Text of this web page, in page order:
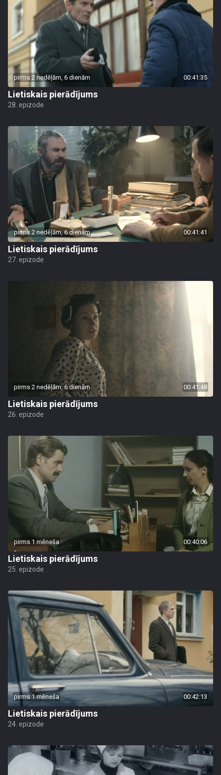
pirms 2 nedēļām, 6 dienām 00:41:35
Lietiskais pierādījums
28. epizode
pirms 2 nedēļām, 6 dienām 00:41:41
Lietiskais pierādījums
27. epizode
pirms 2 nedēļām, 6 dienām 00:41:48
Lietiskais pierādījums
26. epizode
pirms 1 mēneša 00:40:06
Lietiskais pierādījums
25. epizode
pirms 1 mēneša 00:42:13
Lietiskais pierādījums
24. epizode